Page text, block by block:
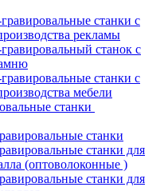
станки с
рекламы
станок с
станки с
мебели
станки
станки
станки для
(оптоволоконные )
станки для